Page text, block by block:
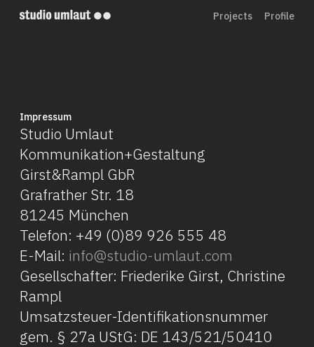
Impressum
Studio Umlaut
Kommunikation+Gestaltung
Girst&Rampl GbR
Grafrather Str. 18
81245 München
Telefon: +49 (0)89 926 555 48
E-Mail: info@studio-umlaut.com
Gesellschafter: Friederike Girst, Christine
Rampl
Umsatzsteuer-Identifikationsnummer
gem. § 27a UStG: DE 143/521/50410
Projects Profile